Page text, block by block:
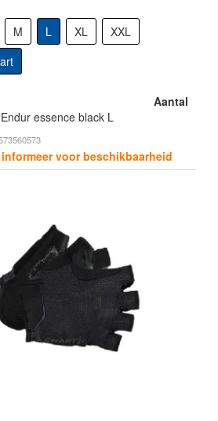
M L XL
XXL
Aantal
essence black L
informeer voor beschikbaarheid